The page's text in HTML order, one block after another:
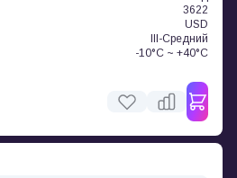
3622
USD
III-Средний
-10°C ~ +40°C